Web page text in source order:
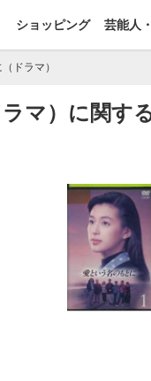
ショッピング 芸能人
ドラマ）
マ）に関す